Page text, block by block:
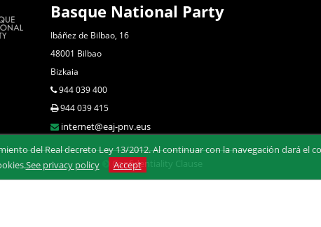
Basque National Party
Ibáñez de Bilbao, 16
48001 Bilbao
Bizkaia
944 039 400
944 039 415
internet@eaj-pnv.eus
Confidentiality Clause
del Real decreto Ley 13/2012. Al continuar con la navegación dará el
See privacy policy Accept